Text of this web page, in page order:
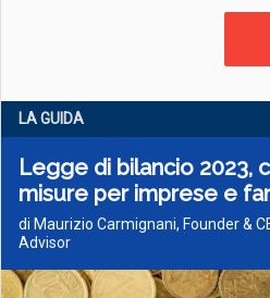
LA GUIDA
Legge di bilancio 2023,
misure per imprese e
di Maurizio Carmignani, Founder &
Advisor